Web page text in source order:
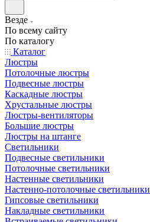
Везде
По всему сайту
По каталогу
Каталог
Люстры
Потолочные люстры
Подвесные люстры
Каскадные люстры
Хрустальные люстры
Люстры-вентиляторы
Большие люстры
Люстры на штанге
Светильники
Подвесные светильники
Потолочные светильники
Настенные светильники
Настенно-потолочные светильники
Гипсовые светильники
Накладные светильники